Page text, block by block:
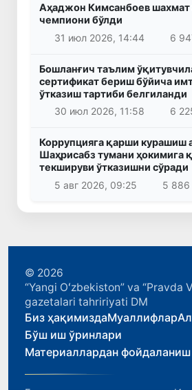
Аҳаджон Кимсанбоев шахмат
чемпиони бўлди
31 июл 2026, 14:44
6
Бошланғич таълим
сертификат бериш бўйича
ўтказиш тартиби белгиланди
30 июл 2026, 11:58
6
Коррупцияга қарши курашиш
Шаҳрисабз тумани ҳокимига
текшируви ўтказишни сўради
5 авг 2026, 09:25
5 886
© 2026
“Yangi Oʻzbekiston” va “Pravda
gazetalari tahririyati DM
Биз ҳақимиздаМуаллифлар
Бўш иш ўринлари
Материаллардан